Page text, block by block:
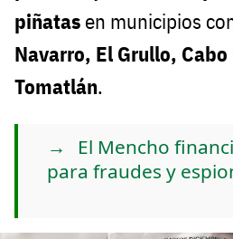
piñatas en municipios
Navarro, El Grullo,
Tomatlán.
El Mencho
para fraudes y